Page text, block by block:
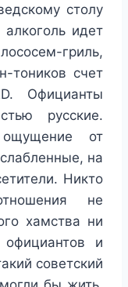
столу
идет
гриль,
тоников счет
Официанты
русские.
от
на
Никто
не
хамства ни
и
советский